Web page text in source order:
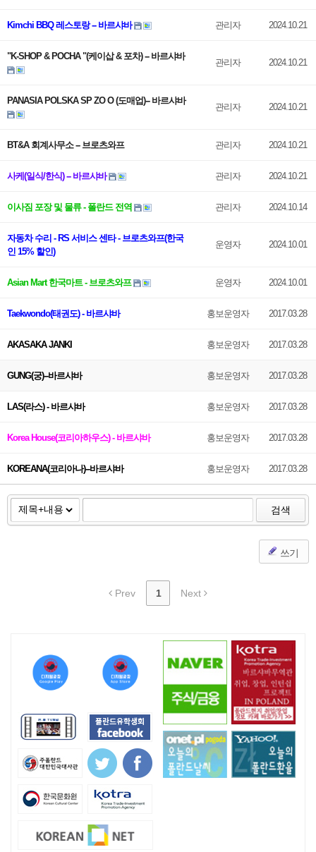
Kimchi BBQ 레스토랑 -- 바르샤바 관리자 2024.10.21
"K-SHOP & POCHA "(케이삽 & 포차) -- 바르샤바
관리자 2024.10.21
PANASIA POLSKA SP ZO O (도매업)-- 바르샤바
관리자 2024.10.21
BT&A 회계사무소 -- 브로츠와프 관리자 2024.10.21
사케(일식/한식) -- 바르샤바 관리자 2024.10.21
이사짐 포장 및 물류 - 폴란드 전역 관리자 2024.10.14
자동차 수리 - RS 서비스 센타 - 브로츠와프(한국
인 15% 할인)
운영자 2024.10.01
Asian Mart 한국마트 - 브로츠와프 운영자 2024.10.01
Taekwondo(태권도) - 바르샤바 홍보운영자 2017.03.28
AKASAKA JANKI 홍보운영자 2017.03.28
GUNG(궁)--바르샤바 홍보운영자 2017.03.28
LAS(라스) - 바르샤바 홍보운영자 2017.03.28
Korea House(코리아하우스) - 바르샤바 홍보운영자 2017.03.28
KOREANA(코리아나)--바르샤바 홍보운영자 2017.03.28
검색
쓰기
Prev 1 Next